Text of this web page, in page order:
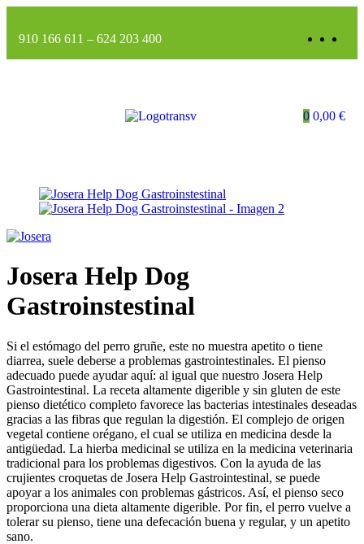
910 166 611 – 624 203 400
0 0,00 €
Josera Help Dog
Gastroinstestinal
Si el estómago del perro gruñe, este no muestra apetito o tiene
diarrea, suele deberse a problemas gastrointestinales. El pienso
adecuado puede ayudar aquí: al igual que nuestro Josera Help
Gastrointestinal. La receta altamente digerible y sin gluten de este
pienso dietético completo favorece las bacterias intestinales deseadas
gracias a las fibras que regulan la digestión. El complejo de origen
vegetal contiene orégano, el cual se utiliza en medicina desde la
antigüedad. La hierba medicinal se utiliza en la medicina veterinaria
tradicional para los problemas digestivos. Con la ayuda de las
crujientes croquetas de Josera Help Gastrointestinal, se puede
apoyar a los animales con problemas gástricos. Así, el pienso seco
proporciona una dieta altamente digerible. Por fin, el perro vuelve a
tolerar su pienso, tiene una defecación buena y regular, y un apetito
sano.